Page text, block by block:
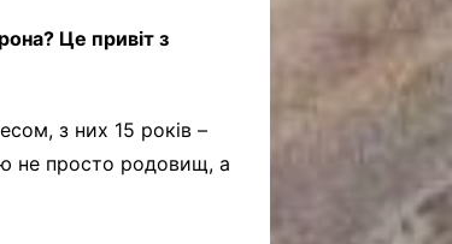
Це привіт з
з них 15 років –
не просто родовищ, а